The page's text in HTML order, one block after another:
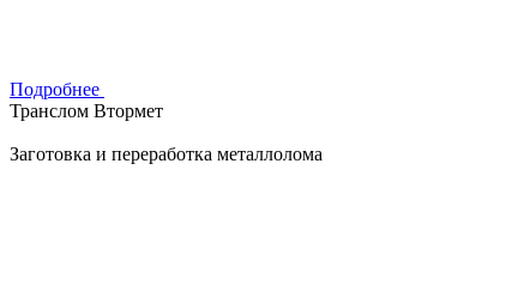
Подробнее
Транслом Втормет
Заготовка и переработка металлолома